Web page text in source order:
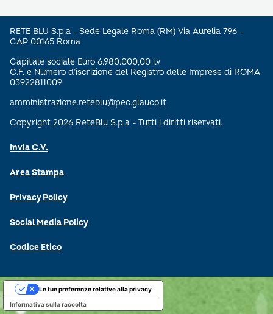
RETE BLU S.p.a - Sede Legale Roma (RM) Via Aurelia 796 –
CAP 00165 Roma
Capitale sociale Euro 6.980.000,00 i.v
C.F. e Numero d’iscrizione del Registro delle Imprese di ROMA
03922811009
amministrazione.reteblu@pec.glauco.it
Copyright 2026 ReteBlu S.p.a - Tutti i diritti riservati.
Invia C.V.
Area Stampa
Privacy Policy
Social Media Policy
Codice Etico
Informativa sulla raccolta
Le tue preferenze relative alla privacy